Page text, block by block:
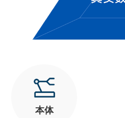
本体